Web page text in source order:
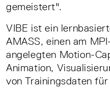
gemeistert".
VIBE ist ein
AMASS, einen am
angelegten Motion-
Animation,
von Trainingsdaten für